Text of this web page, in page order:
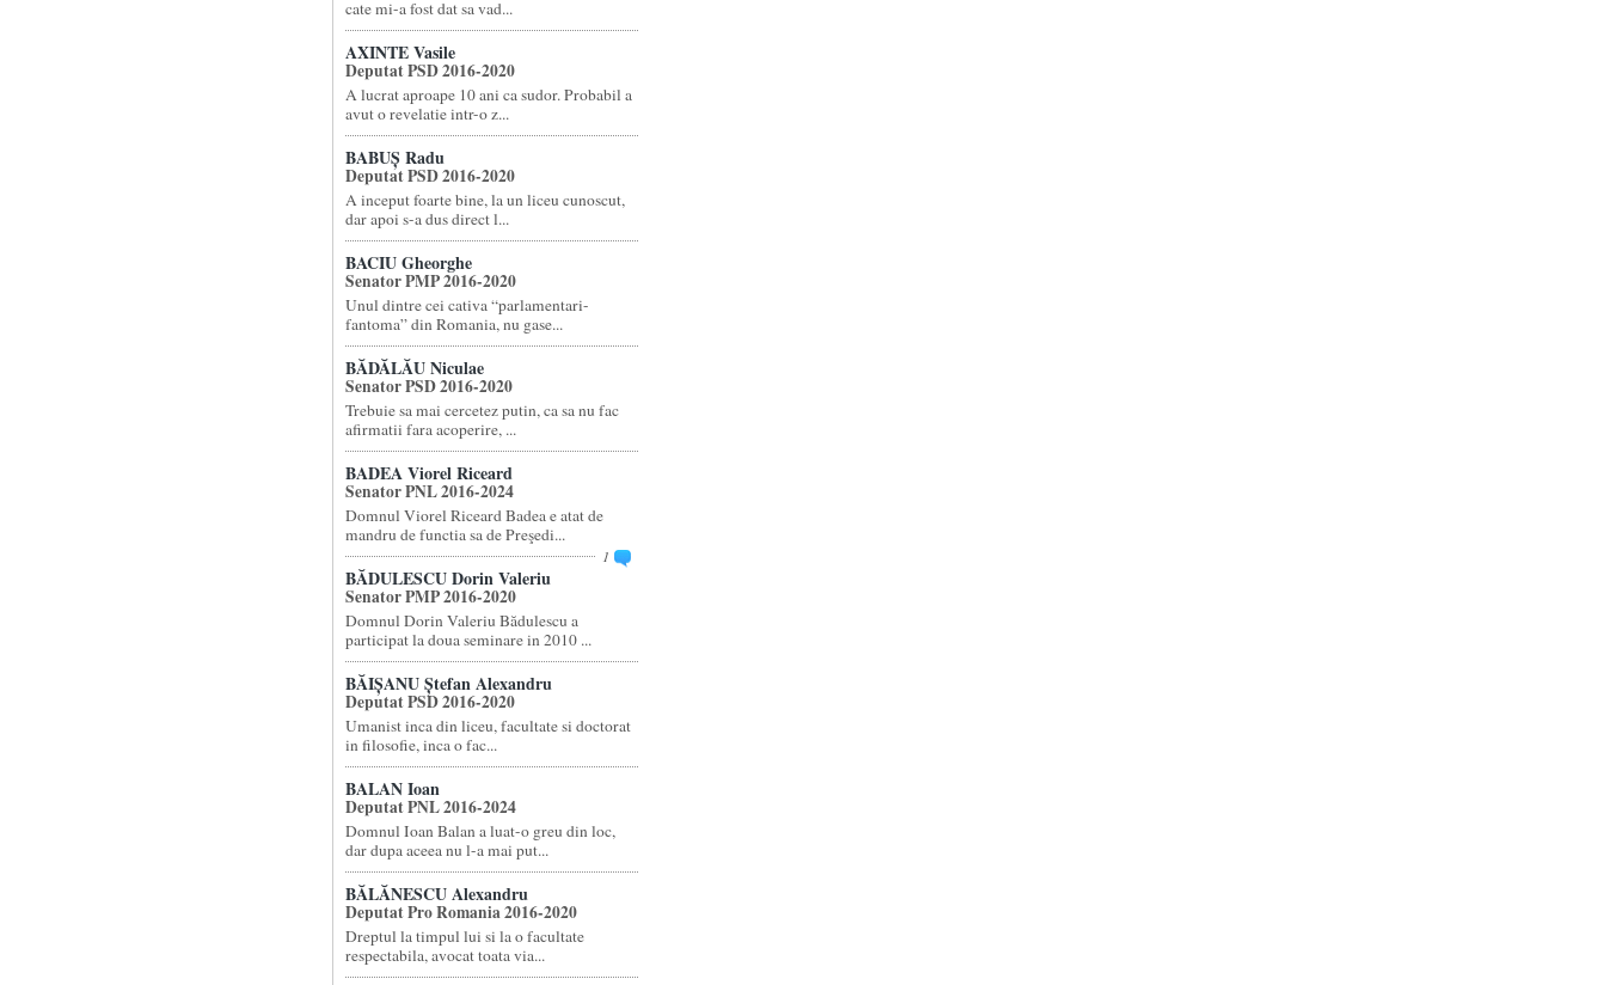
cate mi-a fost dat sa vad...
AXINTE Vasile
Deputat PSD 2016-2020
A lucrat aproape 10 ani ca sudor. Probabil a
avut o revelatie intr-o z...
BABUȘ Radu
Deputat PSD 2016-2020
A inceput foarte bine, la un liceu cunoscut,
dar apoi s-a dus direct l...
BACIU Gheorghe
Senator PMP 2016-2020
Unul dintre cei cativa “parlamentari-
fantoma” din Romania, nu gase...
BĂDĂLĂU Niculae
Senator PSD 2016-2020
Trebuie sa mai cercetez putin, ca sa nu fac
afirmatii fara acoperire, ...
BADEA Viorel Riceard
Senator PNL 2016-2024
Domnul Viorel Riceard Badea e atat de
mandru de functia sa de Preşedi...
1
BĂDULESCU Dorin Valeriu
Senator PMP 2016-2020
Domnul Dorin Valeriu Bădulescu a
participat la doua seminare in 2010 ...
BĂIȘANU Ștefan Alexandru
Deputat PSD 2016-2020
Umanist inca din liceu, facultate si doctorat
in filosofie, inca o fac...
BALAN Ioan
Deputat PNL 2016-2024
Domnul Ioan Balan a luat-o greu din loc,
dar dupa aceea nu l-a mai put...
BĂLĂNESCU Alexandru
Deputat Pro Romania 2016-2020
Dreptul la timpul lui si la o facultate
respectabila, avocat toata via...